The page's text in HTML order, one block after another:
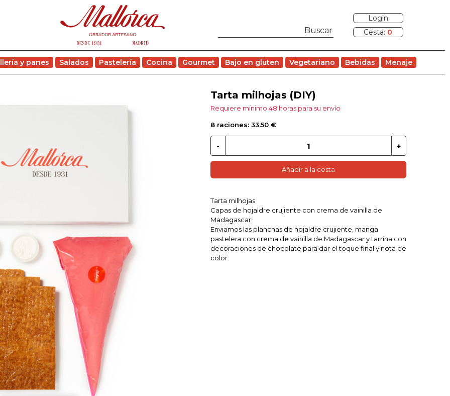
Login
Cesta: 0
y panes Salados Pastelería Cocina Gourmet Bajo en gluten Vegetariano Bebidas Menaje
Tarta milhojas (DIY)
Requiere mínimo 48 horas para su envío
8 raciones: 33.50 €
Añadir a la cesta
Tarta milhojas
Capas de hojaldre crujiente con crema de vainilla de
Madagascar
Enviamos las planchas de hojaldre crujiente, manga
pastelera con crema de vainilla de Madagascar y tarrina con
decoraciones de chocolate para dar el toque final y nota de
color.